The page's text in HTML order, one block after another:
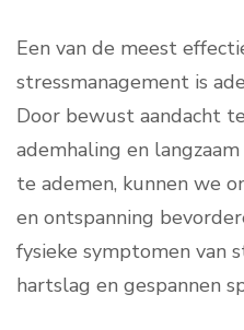
Een van de meest
stressmanagement is
Door bewust aandacht
ademhaling en
te ademen, kunnen we
en ontspanning
fysieke symptomen van
hartslag en gespannen